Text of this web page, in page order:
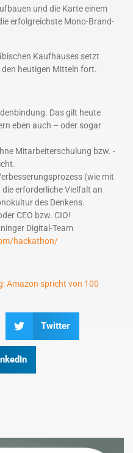
und die Karte einem
erfolgreichste Mono-Brand-
Kaufhauses setzt
heutigen Mitteln fort.
Das gilt heute
eben auch – oder sogar
Mitarbeiterschulung bzw. -
(wie mit
erforderliche Vielfalt an
des Denkens.
CEO bzw. CIO!
Digital-Team
hackathon/
Amazon spricht von 100
Twitter